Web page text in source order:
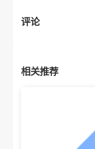
评论
相关推荐